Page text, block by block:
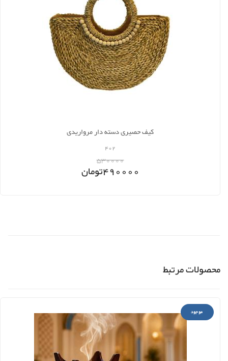
کیف حصیری دسته دار مرواریدی
402
530000
490000تومان
محصولات مرتبط
موجود